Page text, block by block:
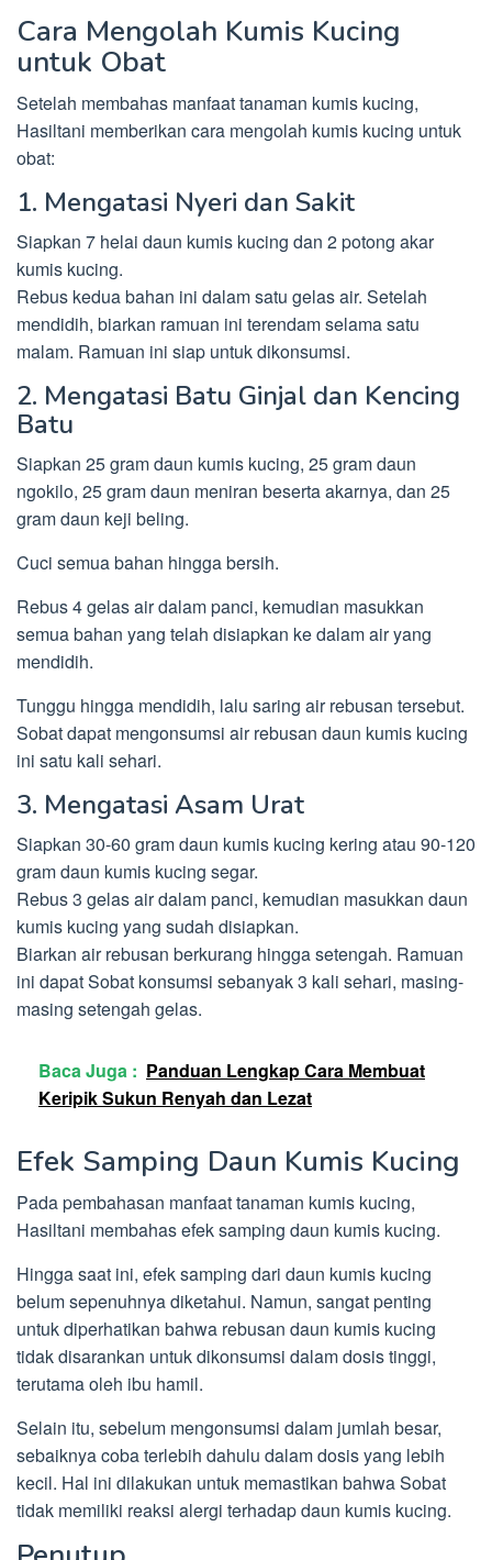
Cara Mengolah Kumis Kucing
untuk Obat
Setelah membahas manfaat tanaman kumis kucing,
Hasiltani memberikan cara mengolah kumis kucing untuk
obat:
1. Mengatasi Nyeri dan Sakit
Siapkan 7 helai daun kumis kucing dan 2 potong akar
kumis kucing.
Rebus kedua bahan ini dalam satu gelas air. Setelah
mendidih, biarkan ramuan ini terendam selama satu
malam. Ramuan ini siap untuk dikonsumsi.
2. Mengatasi Batu Ginjal dan Kencing
Batu
Siapkan 25 gram daun kumis kucing, 25 gram daun
ngokilo, 25 gram daun meniran beserta akarnya, dan 25
gram daun keji beling.
Cuci semua bahan hingga bersih.
Rebus 4 gelas air dalam panci, kemudian masukkan
semua bahan yang telah disiapkan ke dalam air yang
mendidih.
Tunggu hingga mendidih, lalu saring air rebusan tersebut.
Sobat dapat mengonsumsi air rebusan daun kumis kucing
ini satu kali sehari.
3. Mengatasi Asam Urat
Siapkan 30-60 gram daun kumis kucing kering atau 90-120
gram daun kumis kucing segar.
Rebus 3 gelas air dalam panci, kemudian masukkan daun
kumis kucing yang sudah disiapkan.
Biarkan air rebusan berkurang hingga setengah. Ramuan
ini dapat Sobat konsumsi sebanyak 3 kali sehari, masing-
masing setengah gelas.
Baca Juga : Panduan Lengkap Cara Membuat
Keripik Sukun Renyah dan Lezat
Efek Samping Daun Kumis Kucing
Pada pembahasan manfaat tanaman kumis kucing,
Hasiltani membahas efek samping daun kumis kucing.
Hingga saat ini, efek samping dari daun kumis kucing
belum sepenuhnya diketahui. Namun, sangat penting
untuk diperhatikan bahwa rebusan daun kumis kucing
tidak disarankan untuk dikonsumsi dalam dosis tinggi,
terutama oleh ibu hamil.
Selain itu, sebelum mengonsumsi dalam jumlah besar,
sebaiknya coba terlebih dahulu dalam dosis yang lebih
kecil. Hal ini dilakukan untuk memastikan bahwa Sobat
tidak memiliki reaksi alergi terhadap daun kumis kucing.